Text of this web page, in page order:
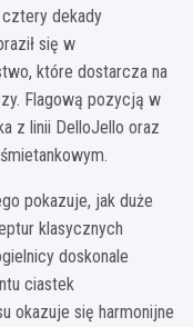
dekady
się w
które dostarcza na
Flagową pozycją w
z linii DelloJello oraz
pokazuje, jak duże
klasycznych
doskonale
ciastek
okazuje się harmonijne